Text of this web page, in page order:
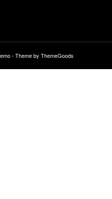
- Theme by ThemeGoods